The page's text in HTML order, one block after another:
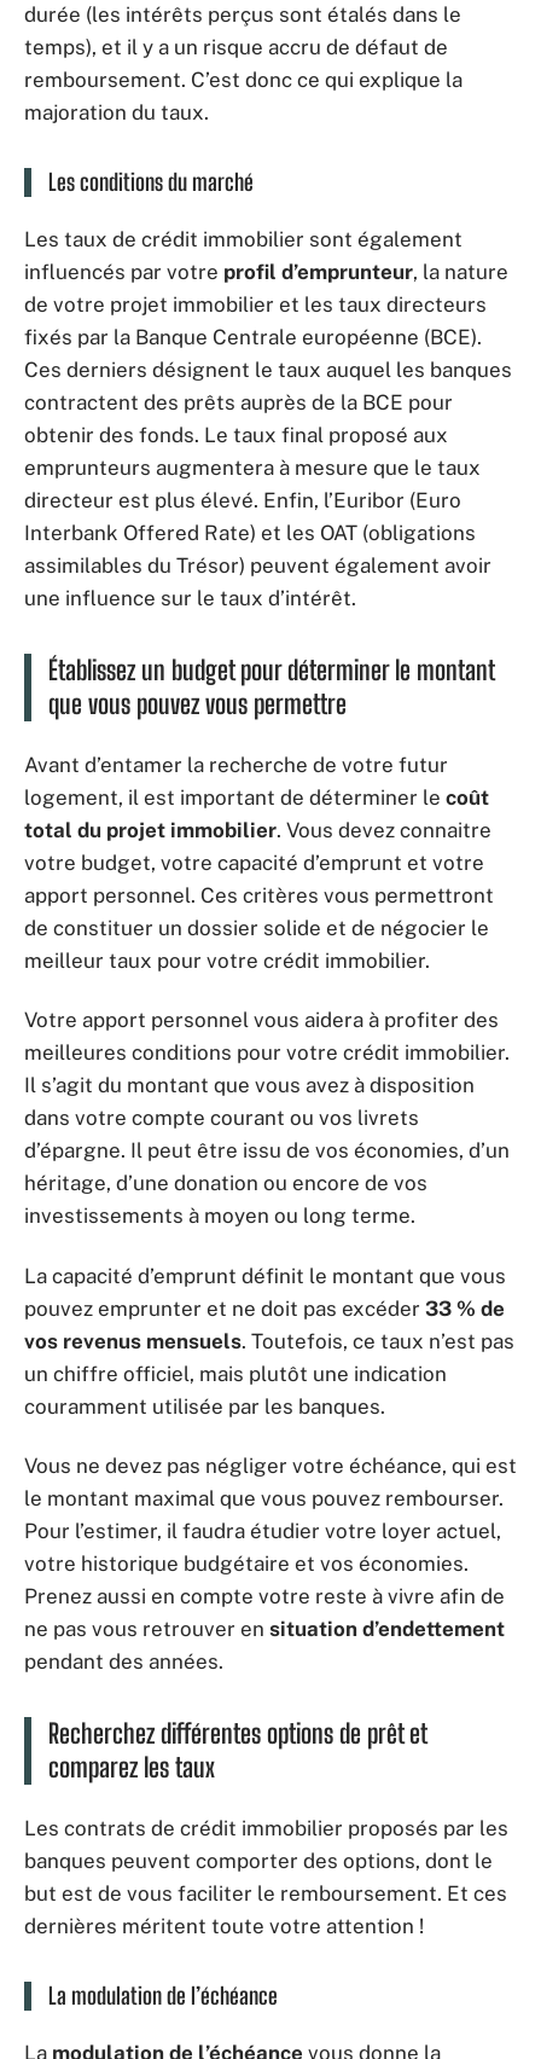
durée (les intérêts perçus sont étalés dans le
temps), et il y a un risque accru de défaut de
remboursement. C’est donc ce qui explique la
majoration du taux.
Les conditions du marché
Les taux de crédit immobilier sont également
influencés par votre profil d’emprunteur, la nature
de votre projet immobilier et les taux directeurs
fixés par la Banque Centrale européenne (BCE).
Ces derniers désignent le taux auquel les banques
contractent des prêts auprès de la BCE pour
obtenir des fonds. Le taux final proposé aux
emprunteurs augmentera à mesure que le taux
directeur est plus élevé. Enfin, l’Euribor (Euro
Interbank Offered Rate) et les OAT (obligations
assimilables du Trésor) peuvent également avoir
une influence sur le taux d’intérêt.
Établissez un budget pour déterminer le montant
que vous pouvez vous permettre
Avant d’entamer la recherche de votre futur
logement, il est important de déterminer le coût
total du projet immobilier. Vous devez connaitre
votre budget, votre capacité d’emprunt et votre
apport personnel. Ces critères vous permettront
de constituer un dossier solide et de négocier le
meilleur taux pour votre crédit immobilier.
Votre apport personnel vous aidera à profiter des
meilleures conditions pour votre crédit immobilier.
Il s’agit du montant que vous avez à disposition
dans votre compte courant ou vos livrets
d’épargne. Il peut être issu de vos économies, d’un
héritage, d’une donation ou encore de vos
investissements à moyen ou long terme.
La capacité d’emprunt définit le montant que vous
pouvez emprunter et ne doit pas excéder 33 % de
vos revenus mensuels. Toutefois, ce taux n’est pas
un chiffre officiel, mais plutôt une indication
couramment utilisée par les banques.
Vous ne devez pas négliger votre échéance, qui est
le montant maximal que vous pouvez rembourser.
Pour l’estimer, il faudra étudier votre loyer actuel,
votre historique budgétaire et vos économies.
Prenez aussi en compte votre reste à vivre afin de
ne pas vous retrouver en situation d’endettement
pendant des années.
Recherchez différentes options de prêt et
comparez les taux
Les contrats de crédit immobilier proposés par les
banques peuvent comporter des options, dont le
but est de vous faciliter le remboursement. Et ces
dernières méritent toute votre attention !
La modulation de l’échéance
La modulation de l’échéance vous donne la